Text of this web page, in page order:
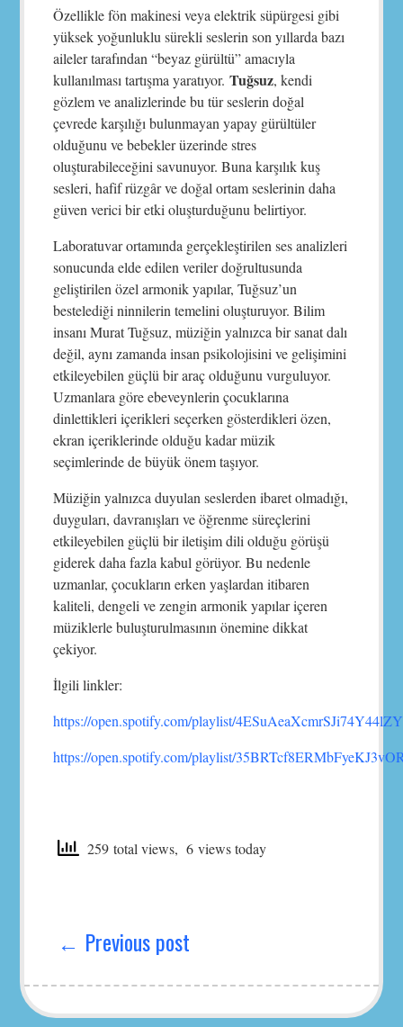
Özellikle fön makinesi veya elektrik süpürgesi gibi
yüksek yoğunluklu sürekli seslerin son yıllarda bazı
aileler tarafından “beyaz gürültü” amacıyla
kullanılması tartışma yaratıyor.Tuğsuz, kendi
gözlem ve analizlerinde bu tür seslerin doğal
çevrede karşılığı bulunmayan yapay gürültüler
olduğunu ve bebekler üzerinde stres
oluşturabileceğini savunuyor. Buna karşılık kuş
sesleri, hafif rüzgâr ve doğal ortam seslerinin daha
güven verici bir etki oluşturduğunu belirtiyor.
Laboratuvar ortamında gerçekleştirilen ses analizleri
sonucunda elde edilen veriler doğrultusunda
geliştirilen özel armonik yapılar, Tuğsuz’un
bestelediği ninnilerin temelini oluşturuyor. Bilim
insanı Murat Tuğsuz, müziğin yalnızca bir sanat dalı
değil, aynı zamanda insan psikolojisini ve gelişimini
etkileyebilen güçlü bir araç olduğunu vurguluyor.
Uzmanlara göre ebeveynlerin çocuklarına
dinlettikleri içerikleri seçerken gösterdikleri özen,
ekran içeriklerinde olduğu kadar müzik
seçimlerinde de büyük önem taşıyor.
Müziğin yalnızca duyulan seslerden ibaret olmadığı,
duyguları, davranışları ve öğrenme süreçlerini
etkileyebilen güçlü bir iletişim dili olduğu görüşü
giderek daha fazla kabul görüyor. Bu nedenle
uzmanlar, çocukların erken yaşlardan itibaren
kaliteli, dengeli ve zengin armonik yapılar içeren
müziklerle buluşturulmasının önemine dikkat
çekiyor.
İlgili linkler:
https://open.spotify.com/playlist/4ESuAeaXcmrSJi74Y44lZY
https://open.spotify.com/playlist/
259 total views, 6 views today
gezinmesi
← Previous post